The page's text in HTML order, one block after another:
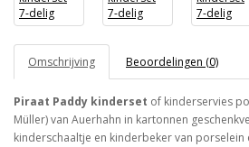
Omschrijving Beoordelingen (0)
Piraat Paddy kinderset of kinderservies
Müller) van Auerhahn in kartonnen
kinderschaaltje en kinderbeker van porselein